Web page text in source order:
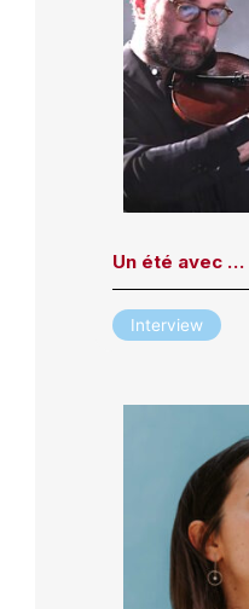
Un été avec
Interview